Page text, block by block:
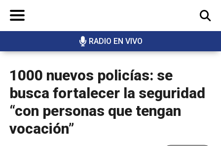
RADIO EN VIVO
BUSCAR
1000 nuevos policías: se
busca fortalecer la seguridad
“con personas que tengan
vocación”